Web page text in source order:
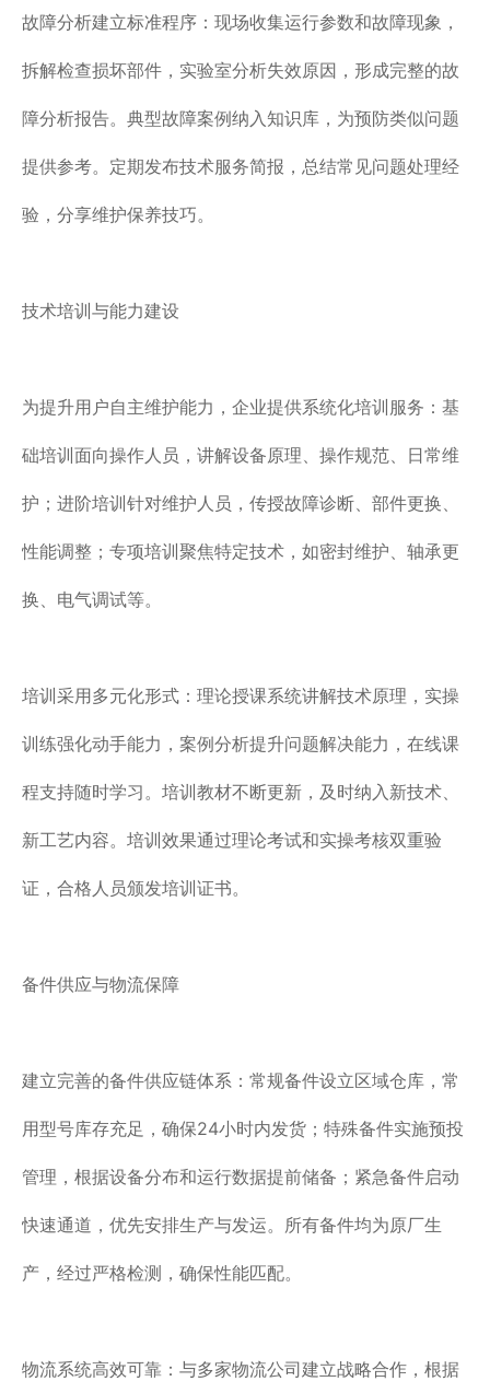
故障分析建立标准程序：现场收集运行参数和故障现象，
拆解检查损坏部件，实验室分析失效原因，形成完整的故
障分析报告。典型故障案例纳入知识库，为预防类似问题
提供参考。定期发布技术服务简报，总结常见问题处理经
验，分享维护保养技巧。
技术培训与能力建设
为提升用户自主维护能力，企业提供系统化培训服务：基
础培训面向操作人员，讲解设备原理、操作规范、日常维
护；进阶培训针对维护人员，传授故障诊断、部件更换、
性能调整；专项培训聚焦特定技术，如密封维护、轴承更
换、电气调试等。
培训采用多元化形式：理论授课系统讲解技术原理，实操
训练强化动手能力，案例分析提升问题解决能力，在线课
程支持随时学习。培训教材不断更新，及时纳入新技术、
新工艺内容。培训效果通过理论考试和实操考核双重验
证，合格人员颁发培训证书。
备件供应与物流保障
建立完善的备件供应链体系：常规备件设立区域仓库，常
用型号库存充足，确保24小时内发货；特殊备件实施预投
管理，根据设备分布和运行数据提前储备；紧急备件启动
快速通道，优先安排生产与发运。所有备件均为原厂生
产，经过严格检测，确保性能匹配。
物流系统高效可靠：与多家物流公司建立战略合作，根据